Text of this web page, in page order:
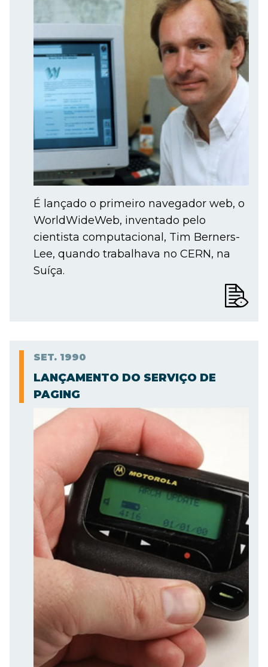
É lançado o primeiro navegador web, o
WorldWideWeb, inventado pelo
cientista computacional, Tim Berners-
Lee, quando trabalhava no CERN, na
Suíça.
SET. 1990
LANÇAMENTO DO SERVIÇO DE
PAGING